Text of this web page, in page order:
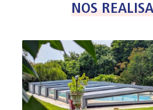
pour vous aider à faire votre choix.
NOS